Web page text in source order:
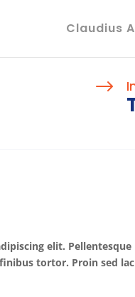
Claudius
$
elit.
tortor. Proin sed